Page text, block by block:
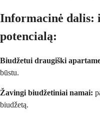
Informacinė dalis:
potencialą:
Biudžetui draugiški
būstu.
Žavingi biudžetiniai namai:
biudžetą.